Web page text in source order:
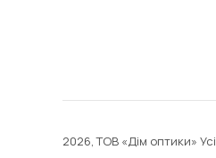
2026, ТОВ «Дім оптики»